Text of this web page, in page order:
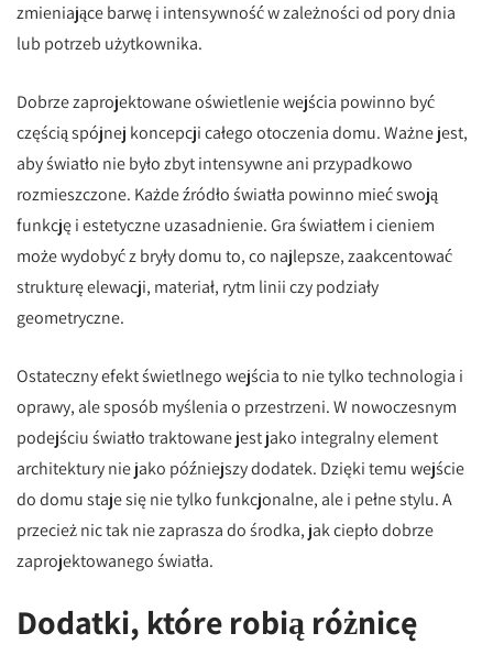
zmieniające barwę i intensywność w zależności od pory dnia
lub potrzeb użytkownika.
Dobrze zaprojektowane oświetlenie wejścia powinno być
częścią spójnej koncepcji całego otoczenia domu. Ważne jest,
aby światło nie było zbyt intensywne ani przypadkowo
rozmieszczone. Każde źródło światła powinno mieć swoją
funkcję i estetyczne uzasadnienie. Gra światłem i cieniem
może wydobyć z bryły domu to, co najlepsze, zaakcentować
strukturę elewacji, materiał, rytm linii czy podziały
geometryczne.
Ostateczny efekt świetlnego wejścia to nie tylko technologia i
oprawy, ale sposób myślenia o przestrzeni. W nowoczesnym
podejściu światło traktowane jest jako integralny element
architektury nie jako późniejszy dodatek. Dzięki temu wejście
do domu staje się nie tylko funkcjonalne, ale i pełne stylu. A
przecież nic tak nie zaprasza do środka, jak ciepło dobrze
zaprojektowanego światła.
Dodatki, które robią różnicę